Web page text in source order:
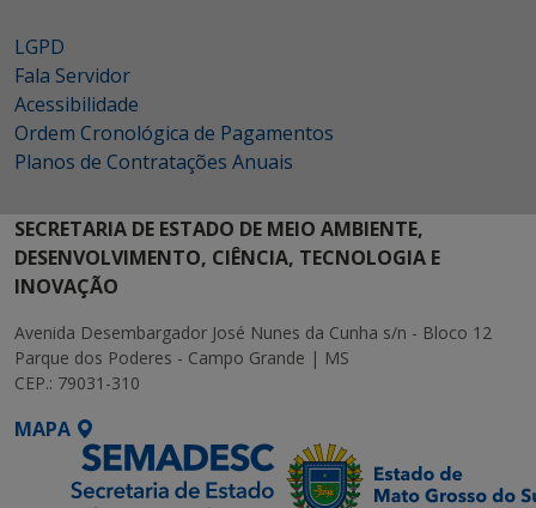
LGPD
Fala Servidor
Acessibilidade
Ordem Cronológica de Pagamentos
Planos de Contratações Anuais
SECRETARIA DE ESTADO DE MEIO AMBIENTE,
DESENVOLVIMENTO, CIÊNCIA, TECNOLOGIA E
INOVAÇÃO
Avenida Desembargador José Nunes da Cunha s/n - Bloco 12
Parque dos Poderes - Campo Grande | MS
CEP.: 79031-310
MAPA